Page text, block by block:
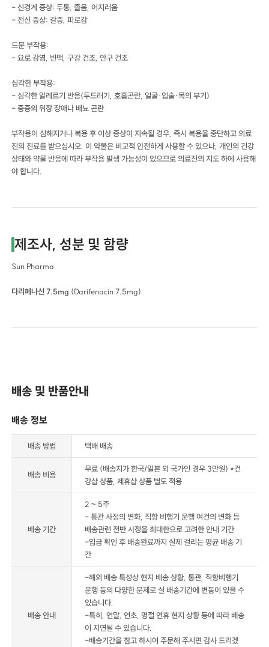
- 신경계 증상: 두통, 졸음, 어지러움
- 전신 증상: 갈증, 피로감
드문 부작용:
- 요로 감염, 빈맥, 구강 건조, 안구 건조
심각한 부작용:
- 심각한 알레르기 반응(두드러기, 호흡곤란, 얼굴·입술·목의 부기)
- 중증의 위장 장애나 배뇨 곤란
부작용이 심해지거나 복용 후 이상 증상이 지속될 경우, 즉시 복용을 중단하고 의료
진의 진료를 받으십시오. 이 약물은 비교적 안전하게 사용할 수 있으나, 개인의 건강
상태와 약물 반응에 따라 부작용 발생 가능성이 있으므로 의료진의 지도 하에 사용해
야 합니다.
제조사, 성분 및 함량
Sun Pharma
다리페나신 7.5mg (Darifenacin 7.5mg)
배송 및 반품안내
배송 정보
배송 방법 택배 배송
배송 비용
무료 (배송지가 한국/일본 외 국가인 경우 3만원) *건
강샵 상품, 제휴샵 상품 별도 적용
배송 기간
2 ~ 5주
- 통관 사정의 변화, 직항 비행기 운행 여건의 변화 등
배송관련 전반 사정을 최대한으로 고려한 안내 기간
-입금 확인 후 배송완료까지 실제 걸리는 평균 배송 기
간
배송 안내
-해외 배송 특성상 현지 배송 상황, 통관, 직항비행기
운행 등의 다양한 문제로 실 배송기간에 변동이 있을 수
있습니다.
-특히, 연말, 연초, 명절 연휴 현지 상황 등에 따라 배송
이 지연될 수 있습니다.
-배송기간을 참고 하시어 주문해 주시면 감사 드리겠